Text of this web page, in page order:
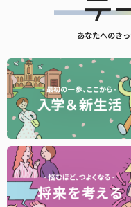
あなたへのき